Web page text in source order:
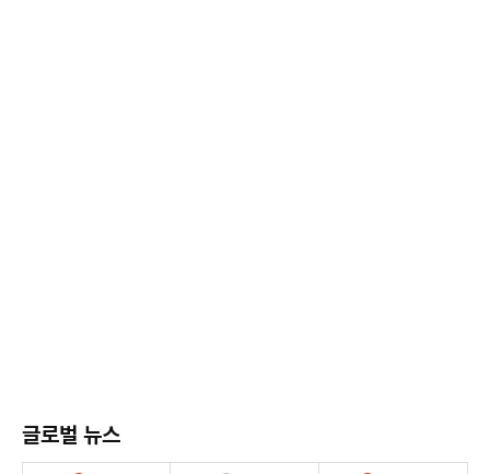
글로벌 뉴스